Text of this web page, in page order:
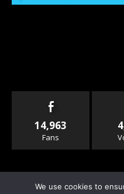
14,963
Fans
We use cookies to